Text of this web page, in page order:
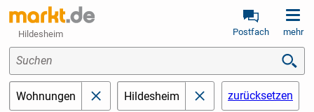
Hildesheim Postfach mehr
Suchen
Wohnungen schließenHildesheim schließenzurücksetzen